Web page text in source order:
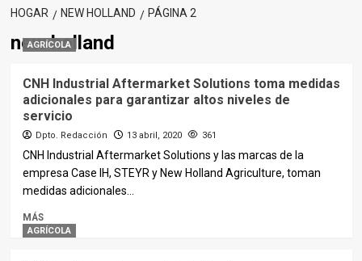
HOGAR NEW HOLLAND PÁGINA 2
new holland
AGRÍCOLA
CNH Industrial Aftermarket Solutions toma medidas
adicionales para garantizar altos niveles de
servicio
Dpto. Redacción 13 abril, 2020 361
CNH Industrial Aftermarket Solutions y las marcas de la
empresa Case IH, STEYR y New Holland Agriculture, toman
medidas adicionales...
MÁS
AGRÍCOLA